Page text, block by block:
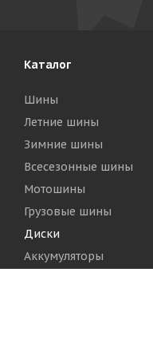
Каталог
Шины
Летние шины
Зимние шины
Всесезонные шины
Мотошины
Грузовые шины
Диски
Аккумуляторы